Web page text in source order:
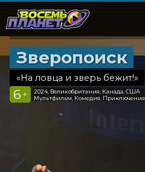
Зверопоиск
«На ловца и зверь бежит!»
6 +
2024, Великобритания, Канада, США
Мультфильм, Комедия, Приключения